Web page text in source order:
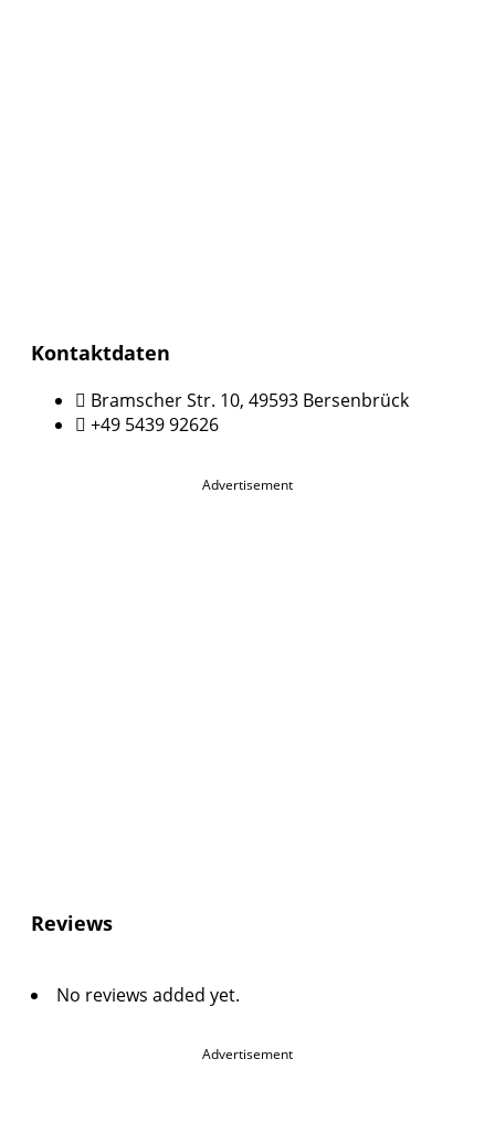
Kontaktdaten
Bramscher Str. 10, 49593 Bersenbrück
+49 5439 92626
Advertisement
Reviews
No reviews added yet.
Advertisement